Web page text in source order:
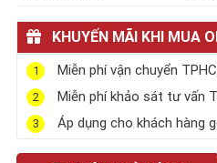
KHUYẾN MÃI KHI MUA
1 Miễn phí vận chuyển
2 Miễn phí khảo sát tư vấn
3 Áp dụng cho khách hàng